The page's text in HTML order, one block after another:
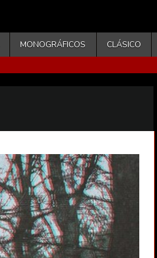
MONOGRÁFICOS CLÁSICO